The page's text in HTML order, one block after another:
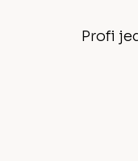
Profi